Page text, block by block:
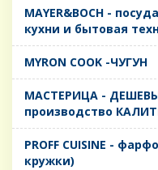
MAYER&BOCH -
кухни и бытовая
MYRON COOK -ЧУГУН
MАСТЕРИЦА -
производство
PROFF CUISINE -
кружки)